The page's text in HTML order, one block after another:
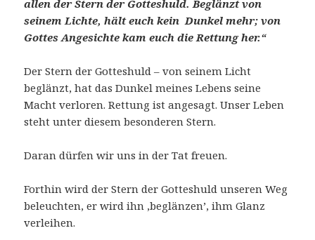
allen der Stern der Gotteshuld. Beglänzt von
seinem Lichte, hält euch kein Dunkel mehr; von
Gottes Angesichte kam euch die Rettung her.“
Der Stern der Gotteshuld – von seinem Licht
beglänzt, hat das Dunkel meines Lebens seine
Macht verloren. Rettung ist angesagt. Unser Leben
steht unter diesem besonderen Stern.
Daran dürfen wir uns in der Tat freuen.
Forthin wird der Stern der Gotteshuld unseren Weg
beleuchten, er wird ihn ‚beglänzen’, ihm Glanz
verleihen.